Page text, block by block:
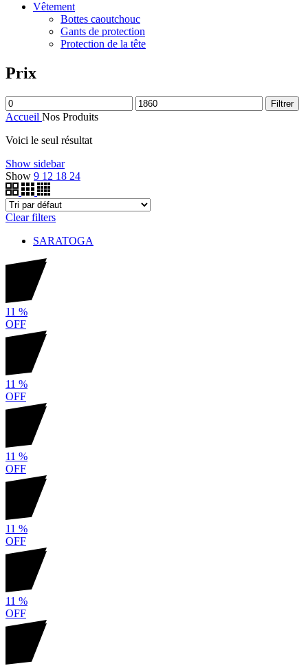
Vêtement
Bottes caoutchouc
Gants de protection
Protection de la tête
Prix
Filtrer
Accueil Nos Produits
Voici le seul résultat
Show sidebar
Show 9 12 18 24
Clear filters
SARATOGA
11 %
OFF
11 %
OFF
11 %
OFF
11 %
OFF
11 %
OFF